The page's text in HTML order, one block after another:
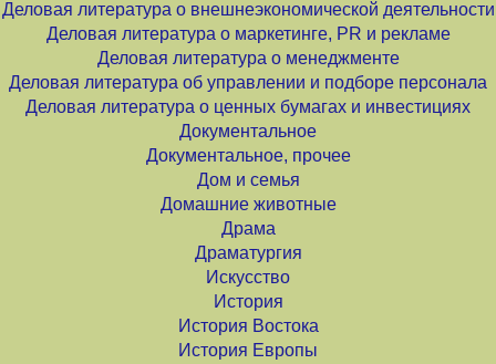
Деловая литература о внешнеэкономической деятельности
Деловая литература о маркетинге, PR и рекламе
Деловая литература о менеджменте
Деловая литература об управлении и подборе персонала
Деловая литература о ценных бумагах и инвестициях
Документальное
Документальное, прочее
Дом и семья
Домашние животные
Драма
Драматургия
Искусство
История
История Востока
История Европы